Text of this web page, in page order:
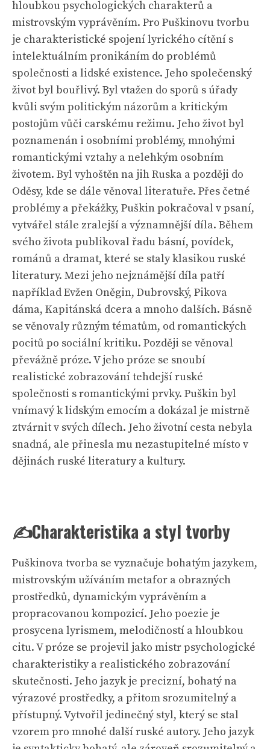
hloubkou psychologických charakterů a
mistrovským vyprávěním. Pro Puškinovu tvorbu
je charakteristické spojení lyrického cítění s
intelektuálním pronikáním do problémů
společnosti a lidské existence. Jeho společenský
život byl bouřlivý. Byl vtažen do sporů s úřady
kvůli svým politickým názorům a kritickým
postojům vůči carskému režimu. Jeho život byl
poznamenán i osobními problémy, mnohými
romantickými vztahy a nelehkým osobním
životem. Byl vyhoštěn na jih Ruska a později do
Oděsy, kde se dále věnoval literatuře. Přes četné
problémy a překážky, Puškin pokračoval v psaní,
vytvářel stále zralejší a významnější díla. Během
svého života publikoval řadu básní, povídek,
románů a dramat, které se staly klasikou ruské
literatury. Mezi jeho nejznámější díla patří
například Evžen Oněgin, Dubrovský, Pikova
dáma, Kapitánská dcera a mnoho dalších. Básně
se věnovaly různým tématům, od romantických
pocitů po sociální kritiku. Později se věnoval
převážně próze. V jeho próze se snoubí
realistické zobrazování tehdejší ruské
společnosti s romantickými prvky. Puškin byl
vnímavý k lidským emocím a dokázal je mistrně
ztvárnit v svých dílech. Jeho životní cesta nebyla
snadná, ale přinesla mu nezastupitelné místo v
dějinách ruské literatury a kultury.
✍️Charakteristika a styl tvorby
Puškinova tvorba se vyznačuje bohatým jazykem,
mistrovským užíváním metafor a obrazných
prostředků, dynamickým vyprávěním a
propracovanou kompozicí. Jeho poezie je
prosycena lyrismem, melodičností a hloubkou
citu. V próze se projevil jako mistr psychologické
charakteristiky a realistického zobrazování
skutečnosti. Jeho jazyk je precizní, bohatý na
výrazové prostředky, a přitom srozumitelný a
přístupný. Vytvořil jedinečný styl, který se stal
vzorem pro mnohé další ruské autory. Jeho jazyk